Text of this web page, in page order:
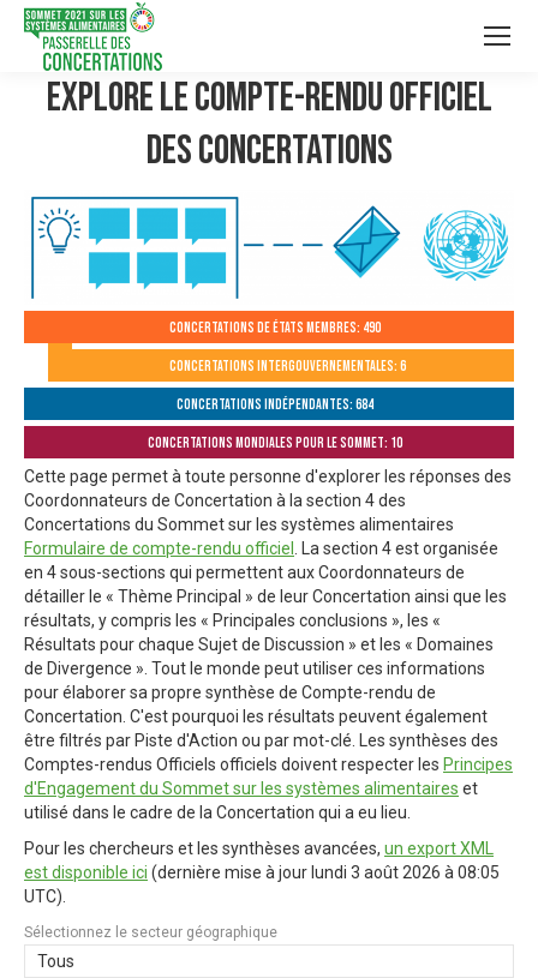
Explore le compte-rendu officiel
des Concertations
Concertations de États membres: 490
Concertations intergouvernementales: 6
Concertations indépendantes: 684
Concertations mondiales pour le Sommet: 10
Cette page permet à toute personne d'explorer les réponses des
Coordonnateurs de Concertation à la section 4 des
Concertations du Sommet sur les systèmes alimentaires
Formulaire de compte-rendu officiel
. La section 4 est organisée
en 4 sous-sections qui permettent aux Coordonnateurs de
détailler le « Thème Principal » de leur Concertation ainsi que les
résultats, y compris les « Principales conclusions », les «
Résultats pour chaque Sujet de Discussion » et les « Domaines
de Divergence ». Tout le monde peut utiliser ces informations
pour élaborer sa propre synthèse de Compte-rendu de
Concertation. C'est pourquoi les résultats peuvent également
être filtrés par Piste d'Action ou par mot-clé. Les synthèses des
Comptes-rendus Officiels officiels doivent respecter les Principes
d'Engagement du Sommet sur les systèmes alimentaires et
utilisé dans le cadre de la Concertation qui a eu lieu.
Pour les chercheurs et les synthèses avancées, un export XML
est disponible ici (dernière mise à jour lundi 3 août 2026 à 08:05
UTC).
Sélectionnez le secteur géographique
Tous